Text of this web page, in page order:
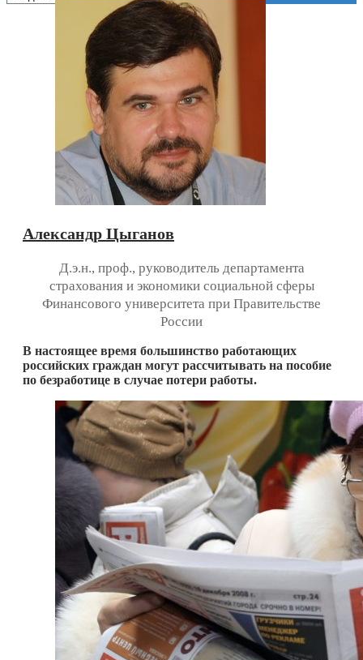
Александр Цыганов
Д.э.н., проф., руководитель департамента
страхования и экономики социальной сферы
Финансового университета при Правительстве
России
В настоящее время большинство работающих
российских граждан могут рассчитывать на пособие
по безработице в случае потери работы.